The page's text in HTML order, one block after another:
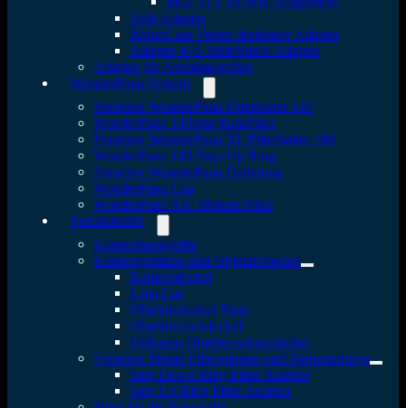
Shift Adapter
RhinoCam Vertex drehbarer Adapter
Adapter 4×5 Shift/Stitch-Adapter
Adapter für Astrofotografen
WonderPana System
Fotodiox WonderPana Filterhalter 145
WonderPana 145mm Rundfilter
Fotodiox WonderPana XL Filterhalter 186
WonderPana 145 Step-Up Ring
Fotodiox WonderPana Halterung
WonderPana Cap
WonderPana XK 186mm Filter
Fotozubehör
Kamerahandgriffe
Kameragehäuse und Objektivdeckel
Kameradeckel
Lens Cap
Objektivdeckel Snap
Objektivrückdeckel
Heliopan Objektivschutzdeckel
Fotodiox Metall Filteradapter und Reduzierringe
Step Down Ring Filter Adapter
Step Up Ring Filter Adapter